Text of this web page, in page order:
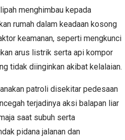
menghimbau kepada
rumah dalam keadaan kosong
keamanan, seperti mengkunci
arus listrik serta api kompor
tidak diinginkan akibat kelalaian.
patroli disekitar pedesaan
terjadinya aksi balapan liar
saat subuh serta
pidana jalanan dan